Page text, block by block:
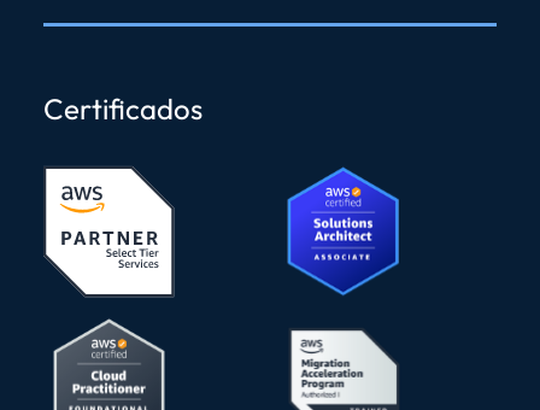
Certificados